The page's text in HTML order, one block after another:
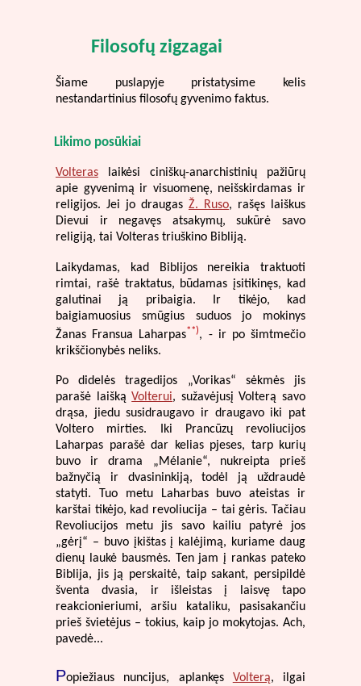
Filosofų zigzagai
Šiame puslapyje pristatysime kelis
nestandartinius filosofų gyvenimo faktus.
Likimo posūkiai
Volteras laikėsi ciniškų-anarchistinių pažiūrų
apie gyvenimą ir visuomenę, neišskirdamas ir
religijos. Jei jo draugas Ž. Ruso, rašęs laiškus
Dievui ir negavęs atsakymų, sukūrė savo
religiją, tai Volteras triuškino Bibliją.
Laikydamas, kad Biblijos nereikia traktuoti
rimtai, rašė traktatus, būdamas įsitikinęs, kad
galutinai ją pribaigia. Ir tikėjo, kad
baigiamuosius smūgius suduos jo mokinys
Žanas Fransua Laharpas**), - ir po šimtmečio
krikščionybės neliks.
Po didelės tragedijos „Vorikas“ sėkmės jis
parašė laiškąVolterui, sužavėjusį Volterą savo
drąsa, jiedu susidraugavo ir draugavo iki pat
Voltero mirties. Iki Prancūzų revoliucijos
Laharpas parašė dar kelias pjeses, tarp kurių
buvo ir drama „Mélanie“, nukreipta prieš
bažnyčią ir dvasininkiją, todėl ją uždraudė
statyti. Tuo metu Laharbas buvo ateistas ir
karštai tikėjo, kad revoliucija – tai gėris. Tačiau
Revoliucijos metu jis savo kailiu patyrė jos
„gėrį“ – buvo įkištas į kalėjimą, kuriame daug
dienų laukė bausmės. Ten jam į rankas pateko
Biblija, jis ją perskaitė, taip sakant, persipildė
šventa dvasia, ir išleistas į laisvę tapo
reakcionieriumi, aršiu kataliku, pasisakančiu
prieš švietėjus – tokius, kaip jo mokytojas. Ach,
pavedė...
Popiežiaus nuncijus, aplankęs Volterą, ilgai